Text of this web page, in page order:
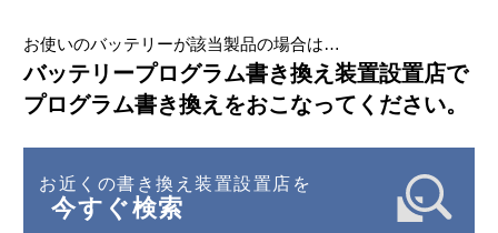
お使いのバッテリーが該当製品の場合は…
バッテリープログラム書き換え装置設置店で
プログラム書き換えをおこなってください。
お近くの書き換え装置設置店を
今すぐ検索